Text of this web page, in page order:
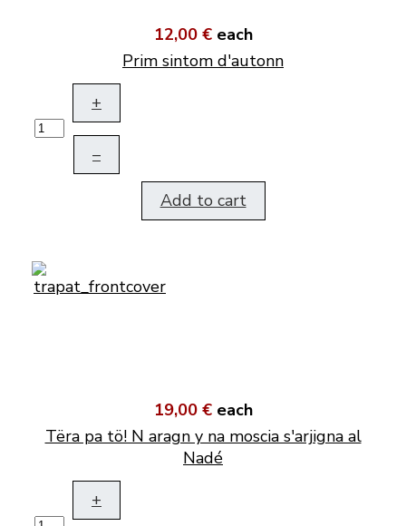
12,00 € each
Prim sintom d'autonn
+
–
Add to cart
19,00 € each
Tëra pa tö! N aragn y na moscia s'arjigna al
Nadé
+